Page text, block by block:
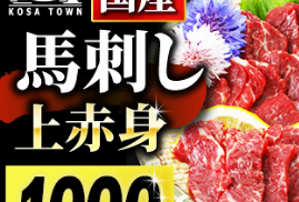
TOP 肉 馬肉 馬刺し